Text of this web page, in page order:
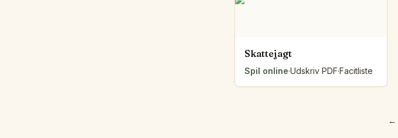
Skattejagt
Spil online·Udskriv PDF·Facitliste
←